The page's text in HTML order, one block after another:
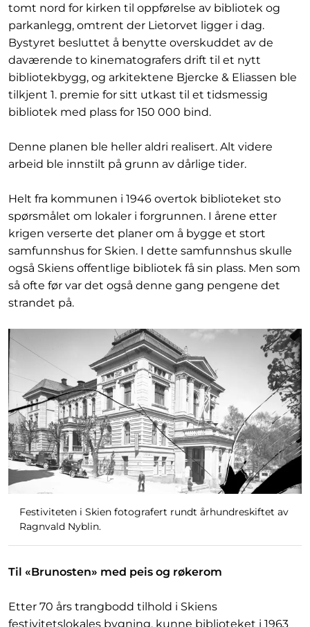
tomt nord for kirken til oppførelse av bibliotek og
parkanlegg, omtrent der Lietorvet ligger i dag.
Bystyret besluttet å benytte overskuddet av de
daværende to kinematografers drift til et nytt
bibliotekbygg, og arkitektene Bjercke & Eliassen ble
tilkjent 1. premie for sitt utkast til et tidsmessig
bibliotek med plass for 150 000 bind.
Denne planen ble heller aldri realisert. Alt videre
arbeid ble innstilt på grunn av dårlige tider.
Helt fra kommunen i 1946 overtok biblioteket sto
spørsmålet om lokaler i forgrunnen. I årene etter
krigen verserte det planer om å bygge et stort
samfunnshus for Skien. I dette samfunnshus skulle
også Skiens offentlige bibliotek få sin plass. Men som
så ofte før var det også denne gang pengene det
strandet på.
Festiviteten i Skien fotografert rundt århundreskiftet av
Ragnvald Nyblin.
Til «Brunosten» med peis og røkerom
Etter 70 års trangbodd tilhold i Skiens
festivitetslokales bygning, kunne biblioteket i 1963